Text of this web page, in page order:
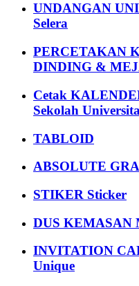
UNDANGAN
Selera
PERCETAKAN
DINDING &
Cetak
Sekolah
TABLOID
ABSOLUTE
STIKER Sticker
DUS KEMASAN
INVITATION
Unique